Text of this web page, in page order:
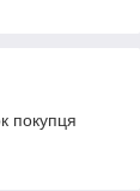
покупця